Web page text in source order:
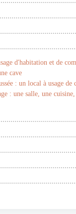
d'habitation et de
cave
local à usage de commerce, deux
une cuisine, un débarras, un cabinet de